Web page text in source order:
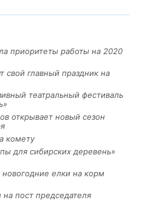
приоритеты работы на 2020
свой главный праздник на
театральный фестиваль
открывает новый сезон
комету
для сибирских деревень»
новогодние елки на корм
пост председателя
Льготный заём в 9 миллионов
машиностроительное предприятие
из Иркутской области